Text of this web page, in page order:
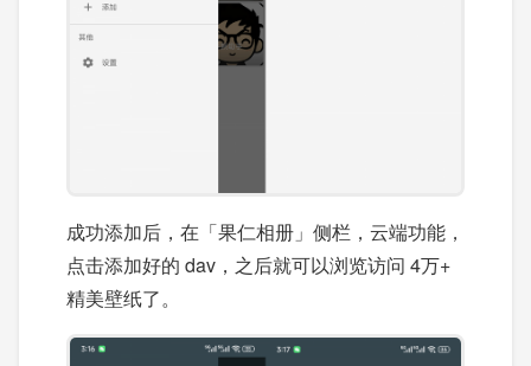
成功添加后，在「果仁相册」侧栏，云端功能，
点击添加好的 dav，之后就可以浏览访问 4万+
精美壁纸了。